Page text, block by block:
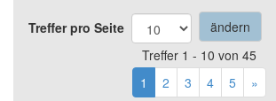
Treffer pro Seite
Treffer 1 - 10 von 45
1
2 3 4 5 »